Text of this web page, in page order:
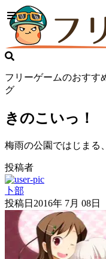
フリーゲームのおすす
グ
きのこいっ！
梅雨の公園ではじまる
投稿者
卜部
投稿日 2016年 7月 08日